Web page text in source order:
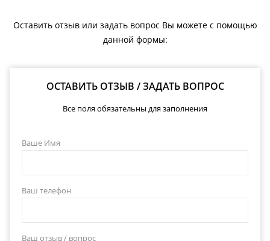
Оставить отзыв или задать вопрос Вы можете с помощью
данной формы:
ОСТАВИТЬ ОТЗЫВ / ЗАДАТЬ ВОПРОС
Все поля обязательны для заполнения
Ваше Имя
Ваш телефон
Ваш отзыв / вопрос